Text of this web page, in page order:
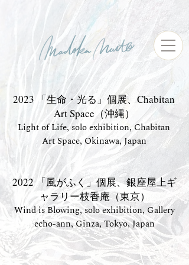
2023 「生命・光る」個展、Chabitan
Art Space（沖縄）
Light of Life, solo exhibition, Chabitan
Art Space, Okinawa, Japan
2022 「風がふく」個展、銀座屋上ギ
ャラリー枝香庵（東京）
Wind is Blowing, solo exhibition, Gallery
echo-ann, Ginza, Tokyo, Japan